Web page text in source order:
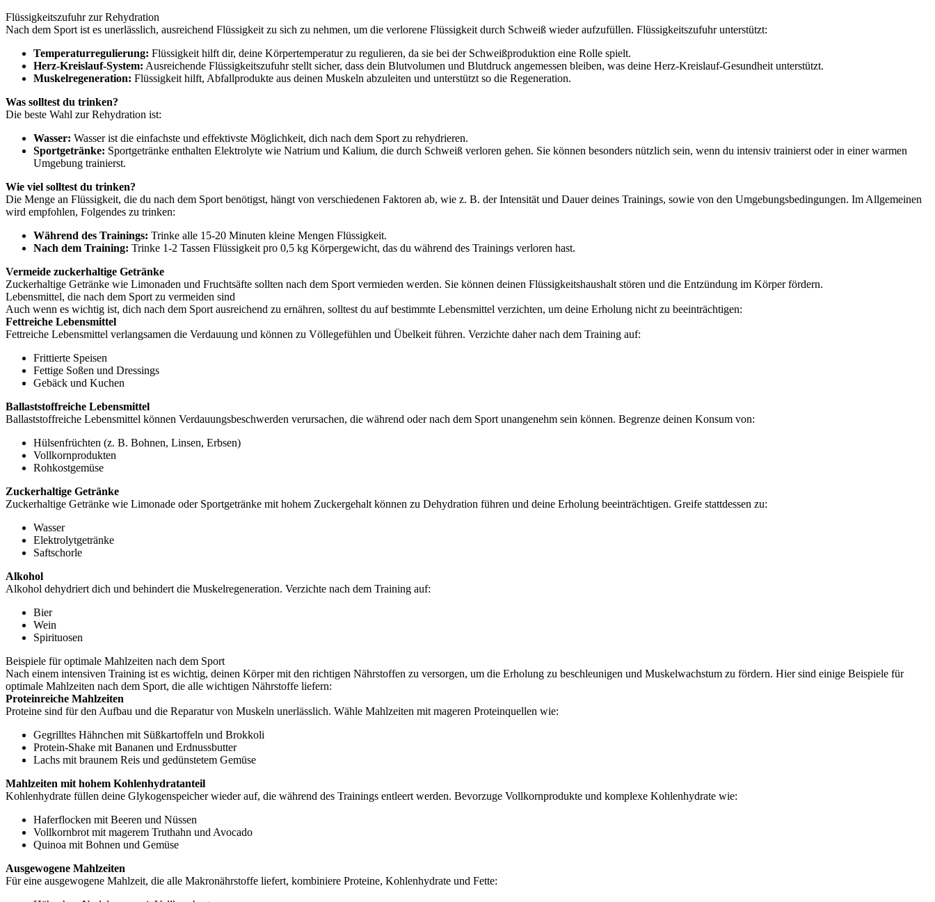
Flüssigkeitszufuhr zur Rehydration
Nach dem Sport ist es unerlässlich, ausreichend Flüssigkeit zu sich zu nehmen, um die verlorene Flüssigkeit durch Schweiß wieder aufzufüllen. Flüssigkeitszufuhr unterstützt:
Temperaturregulierung: Flüssigkeit hilft dir, deine Körpertemperatur zu regulieren, da sie bei der Schweißproduktion eine Rolle spielt.
Herz-Kreislauf-System: Ausreichende Flüssigkeitszufuhr stellt sicher, dass dein Blutvolumen und Blutdruck angemessen bleiben, was deine Herz-Kreislauf-Gesundheit unterstützt.
Muskelregeneration: Flüssigkeit hilft, Abfallprodukte aus deinen Muskeln abzuleiten und unterstützt so die Regeneration.
Was solltest du trinken?
Die beste Wahl zur Rehydration ist:
Wasser: Wasser ist die einfachste und effektivste Möglichkeit, dich nach dem Sport zu rehydrieren.
Sportgetränke: Sportgetränke enthalten Elektrolyte wie Natrium und Kalium, die durch Schweiß verloren gehen. Sie können besonders nützlich sein, wenn du intensiv trainierst oder in einer warmen
Umgebung trainierst.
Wie viel solltest du trinken?
Die Menge an Flüssigkeit, die du nach dem Sport benötigst, hängt von verschiedenen Faktoren ab, wie z. B. der Intensität und Dauer deines Trainings, sowie von den Umgebungsbedingungen. Im Allgemeinen
wird empfohlen, Folgendes zu trinken:
Während des Trainings: Trinke alle 15-20 Minuten kleine Mengen Flüssigkeit.
Nach dem Training: Trinke 1-2 Tassen Flüssigkeit pro 0,5 kg Körpergewicht, das du während des Trainings verloren hast.
Vermeide zuckerhaltige Getränke
Zuckerhaltige Getränke wie Limonaden und Fruchtsäfte sollten nach dem Sport vermieden werden. Sie können deinen Flüssigkeitshaushalt stören und die Entzündung im Körper fördern.
Lebensmittel, die nach dem Sport zu vermeiden sind
Auch wenn es wichtig ist, dich nach dem Sport ausreichend zu ernähren, solltest du auf bestimmte Lebensmittel verzichten, um deine Erholung nicht zu beeinträchtigen:
Fettreiche Lebensmittel
Fettreiche Lebensmittel verlangsamen die Verdauung und können zu Völlegefühlen und Übelkeit führen. Verzichte daher nach dem Training auf:
Frittierte Speisen
Fettige Soßen und Dressings
Gebäck und Kuchen
Ballaststoffreiche Lebensmittel
Ballaststoffreiche Lebensmittel können Verdauungsbeschwerden verursachen, die während oder nach dem Sport unangenehm sein können. Begrenze deinen Konsum von:
Hülsenfrüchten (z. B. Bohnen, Linsen, Erbsen)
Vollkornprodukten
Rohkostgemüse
Zuckerhaltige Getränke
Zuckerhaltige Getränke wie Limonade oder Sportgetränke mit hohem Zuckergehalt können zu Dehydration führen und deine Erholung beeinträchtigen. Greife stattdessen zu:
Wasser
Elektrolytgetränke
Saftschorle
Alkohol
Alkohol dehydriert dich und behindert die Muskelregeneration. Verzichte nach dem Training auf:
Bier
Wein
Spirituosen
Beispiele für optimale Mahlzeiten nach dem Sport
Nach einem intensiven Training ist es wichtig, deinen Körper mit den richtigen Nährstoffen zu versorgen, um die Erholung zu beschleunigen und Muskelwachstum zu fördern. Hier sind einige Beispiele für
optimale Mahlzeiten nach dem Sport, die alle wichtigen Nährstoffe liefern:
Proteinreiche Mahlzeiten
Proteine sind für den Aufbau und die Reparatur von Muskeln unerlässlich. Wähle Mahlzeiten mit mageren Proteinquellen wie:
Gegrilltes Hähnchen mit Süßkartoffeln und Brokkoli
Protein-Shake mit Bananen und Erdnussbutter
Lachs mit braunem Reis und gedünstetem Gemüse
Mahlzeiten mit hohem Kohlenhydratanteil
Kohlenhydrate füllen deine Glykogenspeicher wieder auf, die während des Trainings entleert werden. Bevorzuge Vollkornprodukte und komplexe Kohlenhydrate wie:
Haferflocken mit Beeren und Nüssen
Vollkornbrot mit magerem Truthahn und Avocado
Quinoa mit Bohnen und Gemüse
Ausgewogene Mahlzeiten
Für eine ausgewogene Mahlzeit, die alle Makronährstoffe liefert, kombiniere Proteine, Kohlenhydrate und Fette: